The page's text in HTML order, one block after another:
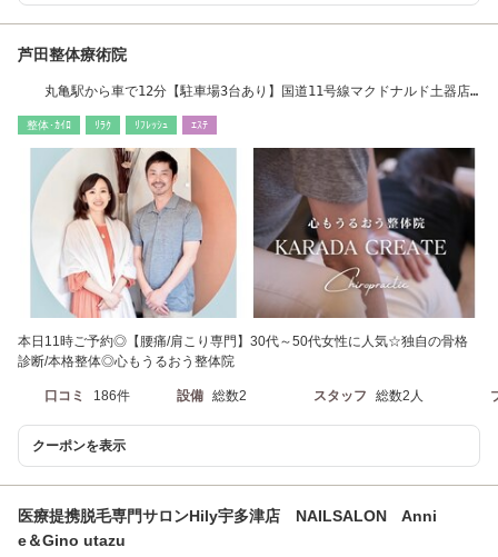
芦田整体療術院
丸亀駅から車で12分【駐車場3台あり】国道11号線マクドナルド土器店
整体･ｶｲﾛ ﾘﾗｸ ﾘﾌﾚｯｼｭ ｴｽﾃ
本日11時ご予約◎【腰痛/肩こり専門】30代～50代女性に人気☆独自の骨格
診断/本格整体◎心もうるおう整体院
口コミ 186件 設備 総数2 スタッフ 総数2人
クーポンを表示
医療提携脱毛専門サロンHily宇多津店 NAILSALON Anni
e＆Gino utazu